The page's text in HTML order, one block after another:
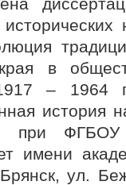
в
– 1964
история
при ФГБОУ
имени
Брянск, ул.